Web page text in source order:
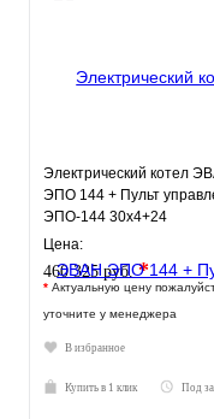
Электрический котел
ЭПО 144 + Пульт
ЭПО-144 30х4+24
Цена:
460 325 руб.*
* Актуальную цену
уточните у менеджера
В избранное
Купить в 1 клик Под